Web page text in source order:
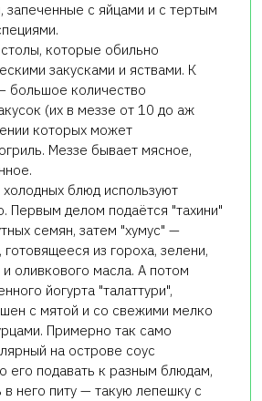
с яйцами и с тертым
которые обильно
закусками и яствами. К
большое количество
(их в меззе от 10 до аж
которых может
Меззе бывает мясное,
блюд используют
Первым делом подаётся "тахини"
семян, затем "хумус" —
из гороха, зелени,
оливкового масла. А потом
йогурта "талаттури",
с мятой и со свежими мелко
Примерно так само
на острове соус
его подавать к разным блюдам,
в него питу — такую лепешку с